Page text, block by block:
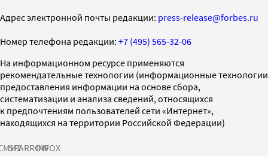
Адрес электронной почты редакции: press-release@forbes.ru
Номер телефона редакции: +7 (495) 565-32-06
На информационном ресурсе применяются
рекомендательные технологии (информационные технологии
предоставления информации на основе сбора,
систематизации и анализа сведений, относящихся
к предпочтениям пользователей сети «Интернет»,
находящихся на территории Российской Федерации)
SPARROWINFOX